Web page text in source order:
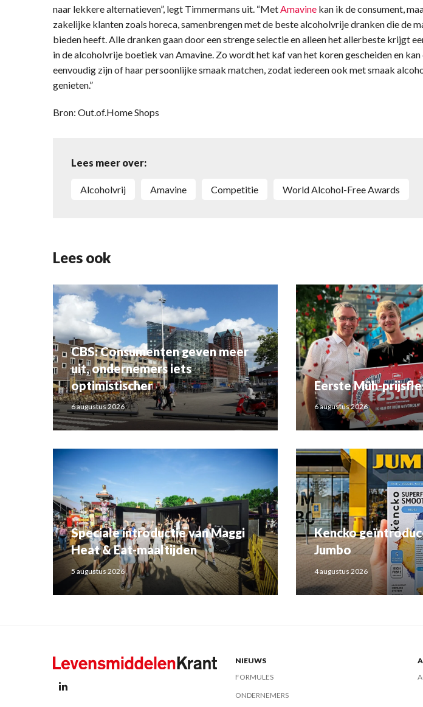
naar lekkere alternatieven”, legt Timmermans uit. “MetAmavine kan ik de consument,
zakelijke klanten zoals horeca, samenbrengen met de beste alcoholvrije dranken die de
bieden heeft. Alle dranken gaan door een strenge selectie en alleen het allerbeste krijgt
in de alcoholvrije boetiek van Amavine. Zo wordt het kaf van het koren gescheiden en
eenvoudig zijn of haar persoonlijke smaak matchen, zodat iedereen ook met smaak
genieten.”
Bron: Out.of.Home Shops
Lees meer over:
alcoholvrij Amavine competitie World Alcohol-Free Awards
Lees ook
CBS: Consumenten geven meer
uit, ondernemers iets
optimistischer
6 augustus 2026
Eerste Müh-
6 augustus 2026
Speciale introductie van Maggi
Heat & Eat-maaltijden
5 augustus 2026
Kencko
Jumbo
4 augustus 2026
NIEUWS
FORMULES
ONDERNEMERS